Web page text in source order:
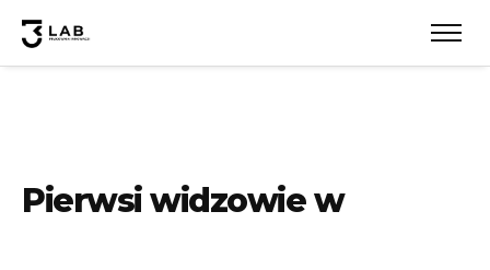
Pierwsi widzowie w